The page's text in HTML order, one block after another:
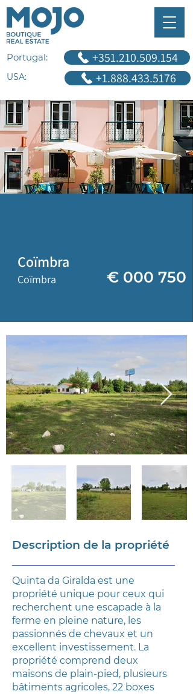
+1.888.433.5176
+351.210.509.154
Portugal:
USA:
750 000 €
Coïmbra
Coïmbra
Description de la propriété
Quinta da Giralda est une
propriété unique pour ceux qui
recherchent une escapade à la
ferme en pleine nature, les
passionnés de chevaux et un
excellent investissement. La
propriété comprend deux
maisons de plain-pied, plusieurs
bâtiments agricoles, 22 boxes